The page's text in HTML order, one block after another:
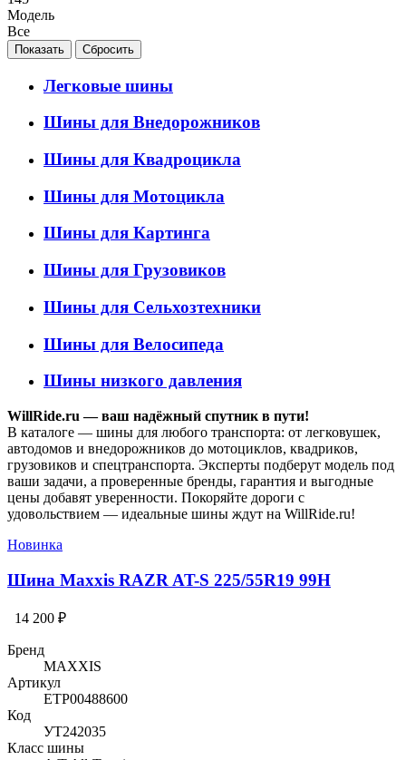
Модель
Все
Легковые шины
Шины для Внедорожников
Шины для Квадроцикла
Шины для Мотоцикла
Шины для Картинга
Шины для Грузовиков
Шины для Сельхозтехники
Шины для Велосипеда
Шины низкого давления
WillRide.ru — ваш надёжный спутник в пути!
В каталоге — шины для любого транспорта: от легковушек,
автодомов и внедорожников до мотоциклов, квадриков,
грузовиков и спецтранспорта. Эксперты подберут модель под
ваши задачи, а проверенные бренды, гарантия и выгодные
цены добавят уверенности. Покоряйте дороги с
удовольствием — идеальные шины ждут на WillRide.ru!
Новинка
Шина Maxxis RAZR AT-S 225/55R19 99H
14 200 ₽
Бренд
MAXXIS
Артикул
ETP00488600
Код
УТ242035
Класс шины